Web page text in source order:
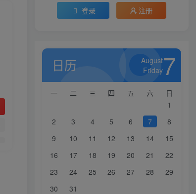
登录 注册
日历
August
Friday7
一 二 三 四 五 六
日
1
2
3 4 5 6 7
8
9
10 11 12 13 14
15
16
17 18 19 20 21
22
23
24 25 26 27 28
29
30
31
生活也美好了！